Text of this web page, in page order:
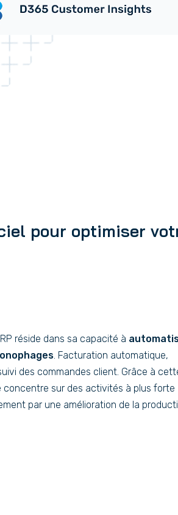
pour optimiser
réside dans sa capacité à
. Facturation automatique,
des commandes client. Grâce à
sur des activités à plus forte
par une amélioration de la